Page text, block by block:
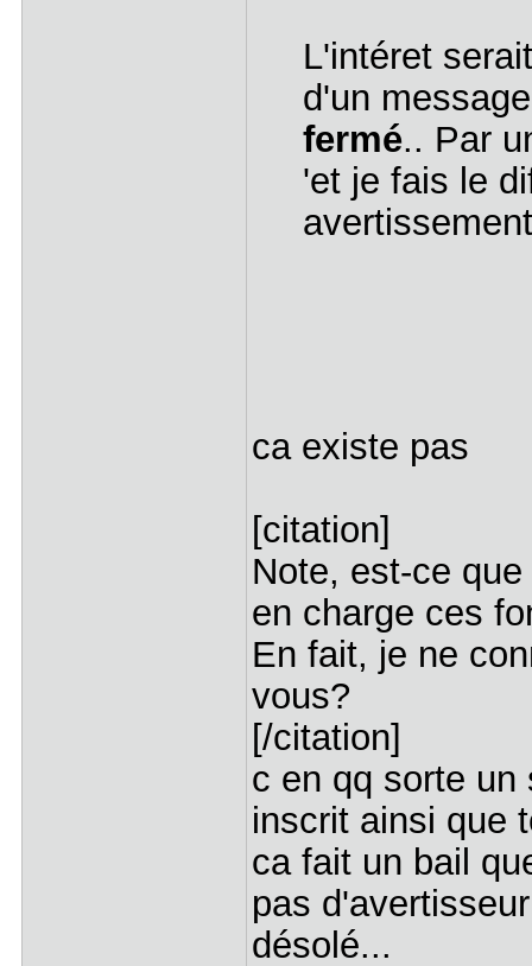
L'intéret
d'un
fermé.. Par
'et je fais le
ca existe pas
[citation]
Note, est-ce que
en charge ces
En fait, je ne
vous?
[/citation]
c en qq sorte un
inscrit ainsi que
ca fait un bail
pas
désolé...